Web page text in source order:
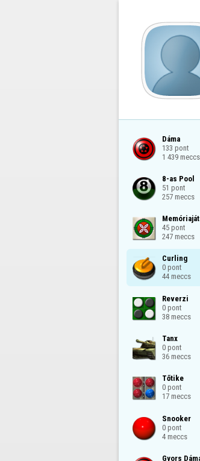
Dáma
133 pont
1 439 meccs
8-as Pool
51 pont
257 meccs
45 pont
247 meccs
Curling
0 pont
44 meccs
Reverzi
0 pont
38 meccs
Tanx
0 pont
36 meccs
Tőtike
0 pont
17 meccs
Snooker
0 pont
4 meccs
Gyors